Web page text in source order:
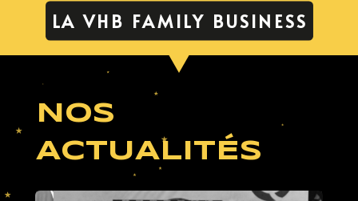
LA VHB FAMILY BUSINESS
NOS
ACTUALITÉS